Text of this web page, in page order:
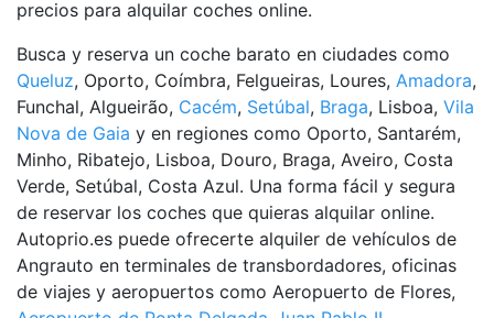
precios para alquilar coches online.
Busca y reserva un coche barato en ciudades como
Queluz, Oporto, Coímbra, Felgueiras, Loures, Amadora,
Funchal, Algueirão, Cacém, Setúbal, Braga, Lisboa, Vila
Nova de Gaia y en regiones como Oporto, Santarém,
Minho, Ribatejo, Lisboa, Douro, Braga, Aveiro, Costa
Verde, Setúbal, Costa Azul. Una forma fácil y segura
de reservar los coches que quieras alquilar online.
Autoprio.es puede ofrecerte alquiler de vehículos de
Angrauto en terminales de transbordadores, oficinas
de viajes y aeropuertos como Aeropuerto de Flores,